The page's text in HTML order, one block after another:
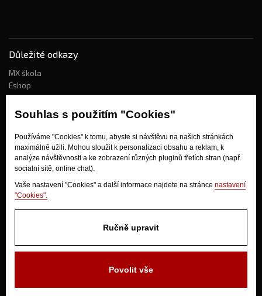
Souhlas s použitím "Cookies"
Používáme "Cookies" k tomu, abyste si návštěvu na našich stránkách
maximálně užili. Mohou sloužit k personalizaci obsahu a reklam, k
analýze návštěvnosti a ke zobrazení různých pluginů třetích stran (např.
socialní sítě, online chat).
Vaše nastavení "Cookies" a další informace najdete na stránce nastavení
"Cookies".
Ručně upravit
Povolit vše
Důležité odkazy
MX škola
Eshop
Kdo jsme?
Jak nakupovat?
Obchodní podmínky
Doprava
Odstoupení od kupní smlouvy
280 02 Kolín